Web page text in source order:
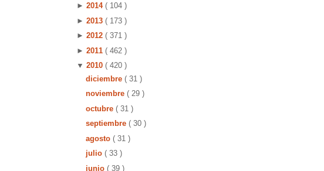
► 2014 ( 104 )
► 2013 ( 173 )
► 2012 ( 371 )
► 2011 ( 462 )
▼ 2010 ( 420 )
diciembre ( 31 )
noviembre ( 29 )
octubre ( 31 )
septiembre ( 30 )
agosto ( 31 )
julio ( 33 )
junio ( 39 )